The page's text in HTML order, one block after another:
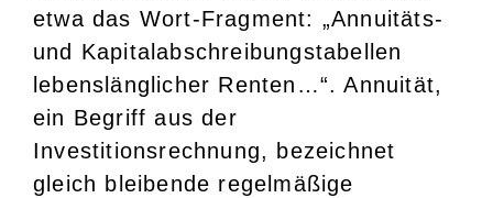
etwa das Wort-Fragment: „Annuitäts-
und Kapitalabschreibungstabellen
lebenslänglicher Renten…“. Annuität,
ein Begriff aus der
Investitionsrechnung, bezeichnet
gleich bleibende regelmäßige